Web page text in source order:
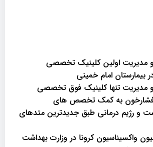
و مدیریت اولین کلینیک تخصصی
بیمارستان امام خمینی
و مدیریت تنها کلینیک فوق تخصصی
به کمک تخصص های
و رژیم درمانی طبق جدیدترین متدهای
واکسیناسیون کرونا در وزارت بهداشت